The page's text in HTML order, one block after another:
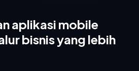
aplikasi mobile
bisnis yang lebih